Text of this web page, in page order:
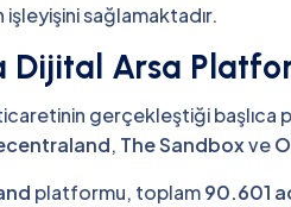
sağlamaktadır.
Dijital Arsa
gerçekleştiği
, The Sandboxve
platformu, toplam90.601